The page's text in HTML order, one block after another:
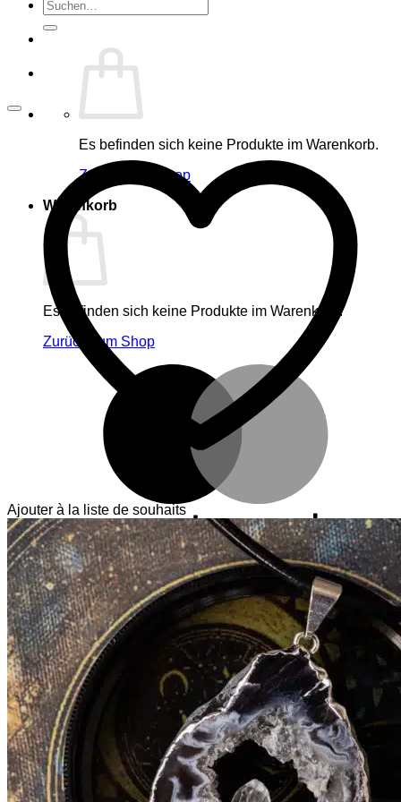
Suche
nach:
Es befinden sich keine Produkte im Warenkorb.
Zurück zum Shop
Warenkorb
Es befinden sich keine Produkte im Warenkorb.
Zurück zum Shop
Ajouter à la liste de souhaits